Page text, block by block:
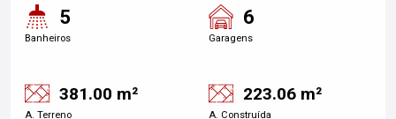
5
Banheiros
6
Garagens
381.00 m²
A. Terreno
223.06 m²
A. Construída